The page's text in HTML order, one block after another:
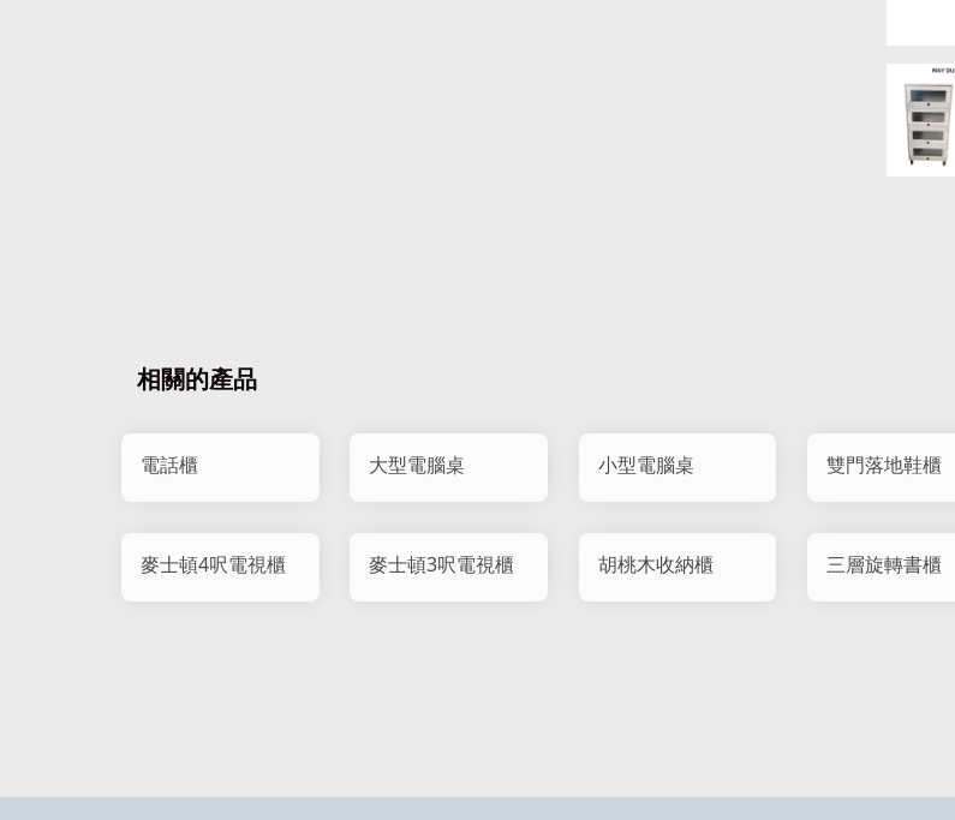
相關的產品
電話櫃 大型電腦桌 小型電腦桌 雙門落地鞋櫃
麥士頓4呎電視櫃 麥士頓3呎電視櫃 胡桃木收納櫃 三層旋轉書櫃